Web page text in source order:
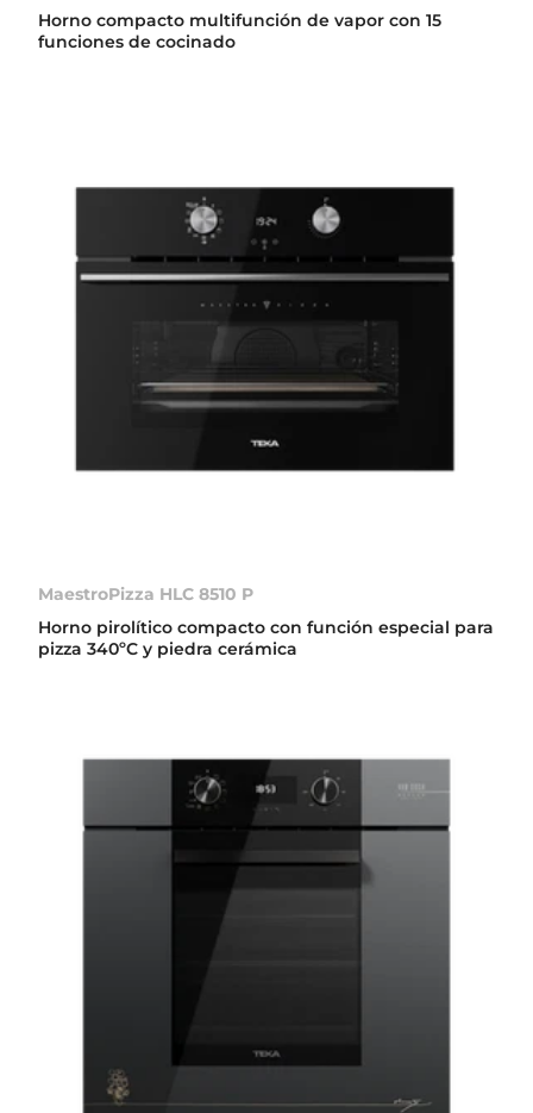
Horno compacto multifunción de vapor con 15
funciones de cocinado
MaestroPizza HLC 8510 P
Horno pirolítico compacto con función especial para
pizza 340ºC y piedra cerámica